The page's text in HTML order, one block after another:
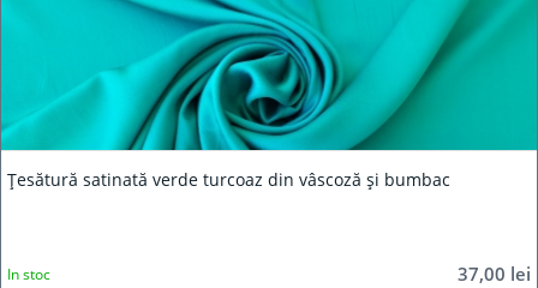
Țesătură satinată verde turcoaz din vâscoză și bumbac
37,00 lei
In stoc